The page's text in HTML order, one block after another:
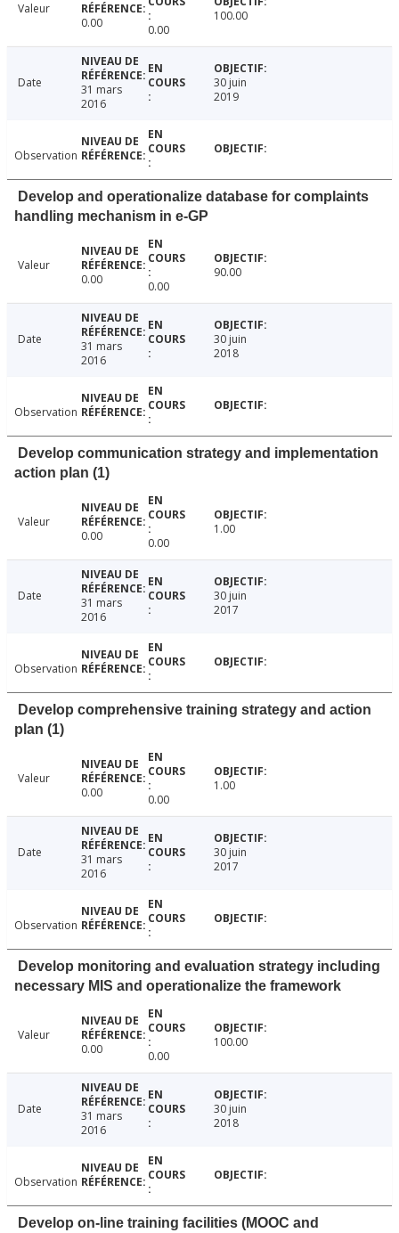
Valeur
0.00
0.00
100.00
Date
31 mars
2016
30 juin
2019
Observation
Develop and operationalize database for complaints
handling mechanism in e-GP
Valeur
0.00
0.00
90.00
Date
31 mars
2016
30 juin
2018
Observation
Develop communication strategy and implementation
action plan (1)
Valeur
0.00
0.00
1.00
Date
31 mars
2016
30 juin
2017
Observation
Develop comprehensive training strategy and action
plan (1)
Valeur
0.00
0.00
1.00
Date
31 mars
2016
30 juin
2017
Observation
Develop monitoring and evaluation strategy including
necessary MIS and operationalize the framework
Valeur
0.00
0.00
100.00
Date
31 mars
2016
30 juin
2018
Observation
Develop on-line training facilities (MOOC and